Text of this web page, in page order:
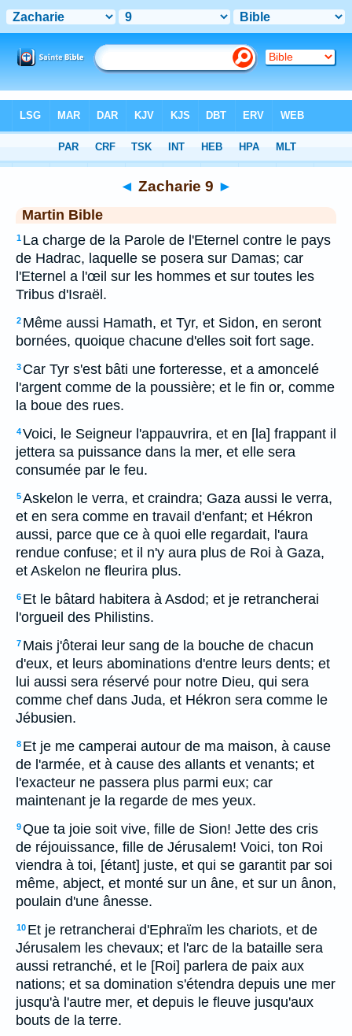
> Zacharie 9
◄ Zacharie 9 ►
Martin Bible
1 La charge de la Parole de l'Eternel contre le pays
de Hadrac, laquelle se posera sur Damas; car
l'Eternel a l'œil sur les hommes et sur toutes les
Tribus d'Israël.
2 Même aussi Hamath, et Tyr, et Sidon, en seront
bornées, quoique chacune d'elles soit fort sage.
3 Car Tyr s'est bâti une forteresse, et a amoncelé
l'argent comme de la poussière; et le fin or, comme
la boue des rues.
4Voici, le Seigneur l'appauvrira, et en [la] frappant il
jettera sa puissance dans la mer, et elle sera
consumée par le feu.
5Askelon le verra, et craindra; Gaza aussi le verra,
et en sera comme en travail d'enfant; et Hékron
aussi, parce que ce à quoi elle regardait, l'aura
rendue confuse; et il n'y aura plus de Roi à Gaza,
et Askelon ne fleurira plus.
6 Et le bâtard habitera à Asdod; et je retrancherai
l'orgueil des Philistins.
7 Mais j'ôterai leur sang de la bouche de chacun
d'eux, et leurs abominations d'entre leurs dents; et
lui aussi sera réservé pour notre Dieu, qui sera
comme chef dans Juda, et Hékron sera comme le
Jébusien.
8 Et je me camperai autour de ma maison, à cause
de l'armée, et à cause des allants et venants; et
l'exacteur ne passera plus parmi eux; car
maintenant je la regarde de mes yeux.
9Que ta joie soit vive, fille de Sion! Jette des cris
de réjouissance, fille de Jérusalem! Voici, ton Roi
viendra à toi, [étant] juste, et qui se garantit par soi
même, abject, et monté sur un âne, et sur un ânon,
poulain d'une ânesse.
10 Et je retrancherai d'Ephraïm les chariots, et de
Jérusalem les chevaux; et l'arc de la bataille sera
aussi retranché, et le [Roi] parlera de paix aux
nations; et sa domination s'étendra depuis une mer
jusqu'à l'autre mer, et depuis le fleuve jusqu'aux
bouts de la terre.